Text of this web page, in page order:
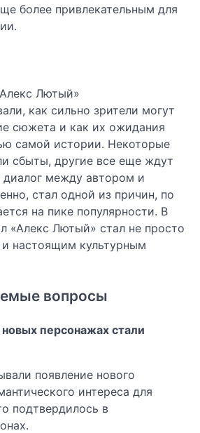
более привлекательным для
Лютый»
как сильно зрители могут
сюжета и как их ожидания
самой истории. Некоторые
сбыты, другие все еще ждут
диалог между автором и
стал одной из причин, по
на пике популярности. В
«Алекс Лютый» стал не просто
и настоящим культурным
вопросы
персонажах стали
появление нового
интереса для
подтвердилось в